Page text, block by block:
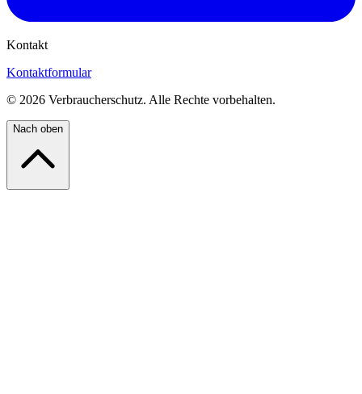
Kontakt
Kontaktformular
© 2026 Verbraucherschutz. Alle Rechte vorbehalten.
Nach oben